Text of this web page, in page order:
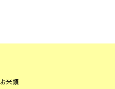
お米類